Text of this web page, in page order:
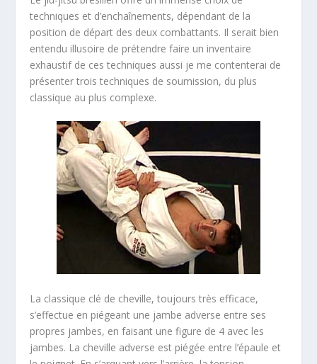
techniques et d’enchaînements, dépendant de la
position de départ des deux combattants. Il serait bien
entendu illusoire de prétendre faire un inventaire
exhaustif de ces techniques aussi je me contenterai de
présenter trois techniques de soumission, du plus
classique au plus complexe.
La classique clé de cheville, toujours très efficace,
s’effectue en piégeant une jambe adverse entre ses
propres jambes, en faisant une figure de 4 avec les
jambes. La cheville adverse est piégée entre l’épaule et